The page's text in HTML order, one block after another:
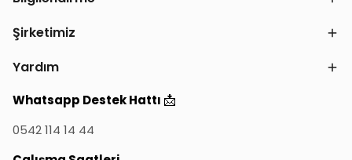
Şirketimiz
Yardım
Whatsapp Destek Hattı 📩
0542 114 14 44